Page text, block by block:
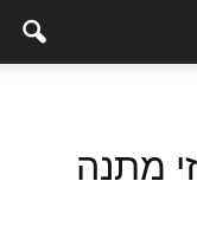
מתנה